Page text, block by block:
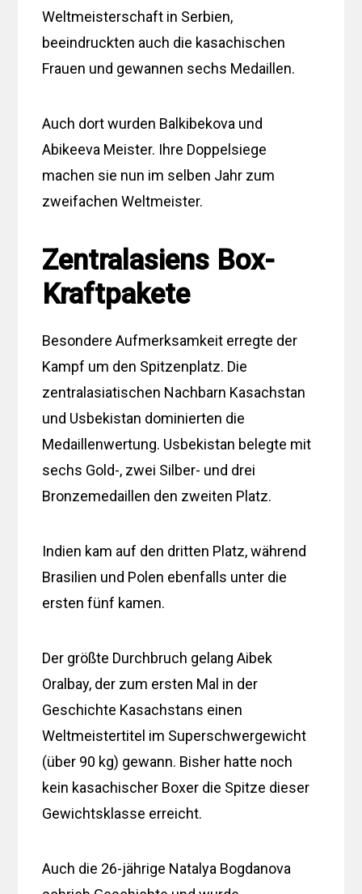
Weltmeisterschaft in Serbien,
beeindruckten auch die kasachischen
Frauen und gewannen sechs Medaillen.
Auch dort wurden Balkibekova und
Abikeeva Meister. Ihre Doppelsiege
machen sie nun im selben Jahr zum
zweifachen Weltmeister.
Zentralasiens Box-
Kraftpakete
Besondere Aufmerksamkeit erregte der
Kampf um den Spitzenplatz. Die
zentralasiatischen Nachbarn Kasachstan
und Usbekistan dominierten die
Medaillenwertung. Usbekistan belegte mit
sechs Gold-, zwei Silber- und drei
Bronzemedaillen den zweiten Platz.
Indien kam auf den dritten Platz, während
Brasilien und Polen ebenfalls unter die
ersten fünf kamen.
Der größte Durchbruch gelang Aibek
Oralbay, der zum ersten Mal in der
Geschichte Kasachstans einen
Weltmeistertitel im Superschwergewicht
(über 90 kg) gewann. Bisher hatte noch
kein kasachischer Boxer die Spitze dieser
Gewichtsklasse erreicht.
Auch die 26-jährige Natalya Bogdanova